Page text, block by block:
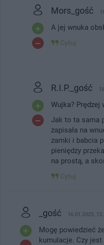
Mors_gość
A jej wnuka
Cytuj
R.I.P._gość
Wujka? Prędzej
Jak to ta sama
zapisała na
zamki i babcia
pieniędzy
na prostą, a
Cytuj
_gość 16.01.2025,
Mogę powiedzieć
kumulacje. Czy